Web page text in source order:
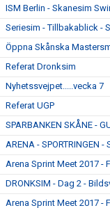
ISM Berlin - Skanesim
Seriesim - Tillbakablick -
Öppna Skånska
Referat Dronksim
Nyhetssvejpet.....vecka 7
Referat UGP
SPARBANKEN SKÅNE -
ARENA - SPORTRINGEN -
Arena Sprint Meet 2017 -
DRONKSIM - Dag 2 -
Arena Sprint Meet 2017 -